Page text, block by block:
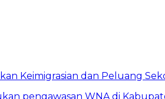
Keimigrasian dan Peluang